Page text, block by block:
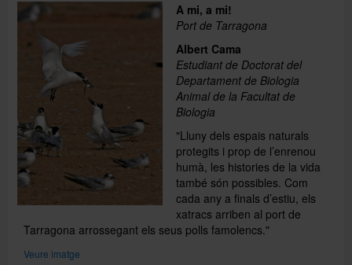
A mi, a mi!
Port de Tarragona
Albert Cama
Estudiant de Doctorat del
Departament de Biologia
Animal de la Facultat de
Biologia
"Lluny dels espais naturals
protegits i prop de l’enrenou
humà, les histories de la vida
també són possibles. Com
cada any a finals d’estiu, els
xatracs arriben al port de
Tarragona arrossegant els seus polls famolencs."
Veure imatge